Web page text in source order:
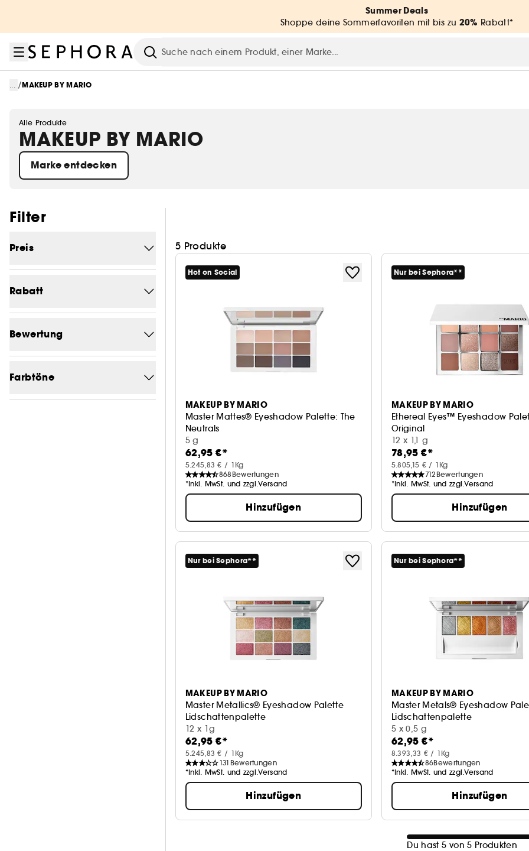
Summer Deals
Shoppe deine Sommerfavoriten mit bis zu 20% Rabatt*
Suche
... /MAKEUP BY MARIO
Alle Produkte
MAKEUP BY MARIO
Marke entdecken
Filter
Preis
Rabatt
Bewertung
Farbtöne
5 Produkte
Hot on Social
MAKEUP BY MARIO
Master Mattes® Eyeshadow Palette: The
Neutrals
Lidschattenpalette
5 g
62,95 €*
5.245,83 € / 1Kg
868 Bewertungen
*Inkl. MwSt. und zzgl.Versand
Hinzufügen
Nur bei Sephora**
MAKEUP BY MARIO
Ethereal Eyes™ Eyeshadow
Original
Lidschattenpalette
12 x 1,1 g
78,95 €*
5.805,15 € / 1Kg
712 Bewertungen
*Inkl. MwSt. und zzgl.Versand
Hinzufügen
Nur bei Sephora**
MAKEUP BY MARIO
Master Metallics® Eyeshadow Palette
Lidschattenpalette
12 x 1g
62,95 €*
5.245,83 € / 1Kg
131 Bewertungen
*Inkl. MwSt. und zzgl.Versand
Hinzufügen
Nur bei Sephora**
MAKEUP BY MARIO
Master Metals® Eyeshadow
Lidschattenpalette
5 x 0,5 g
62,95 €*
8.393,33 € / 1Kg
86Bewertungen
*Inkl. MwSt. und zzgl.Versand
Hinzufügen
Du hast 5 von 5 Produkten